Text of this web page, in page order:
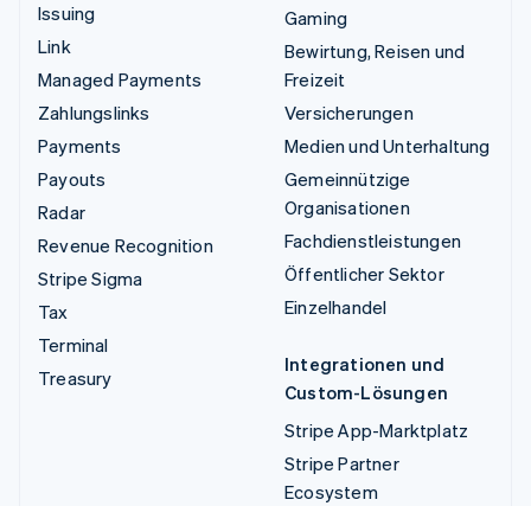
Issuing
Link
Managed Payments
Zahlungslinks
Payments
Payouts
Radar
Revenue Recognition
Stripe Sigma
Tax
Terminal
Treasury
Gaming
Bewirtung, Reisen und
Freizeit
Versicherungen
Medien und Unterhaltung
Gemeinnützige
Organisationen
Fachdienstleistungen
Öffentlicher Sektor
Einzelhandel
Integrationen und
Custom-Lösungen
Stripe App-Marktplatz
Stripe Partner
Ecosystem